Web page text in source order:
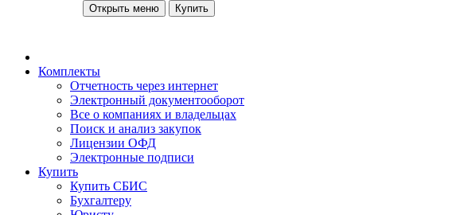
Открыть меню Купить
Комплекты
Отчетность через интернет
Электронный документооборот
Все о компаниях и владельцах
Поиск и анализ закупок
Лицензии ОФД
Электронные подписи
Купить
Купить СБИС
Бухгалтеру